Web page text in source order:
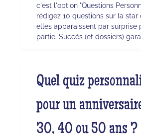
c'est l'option "Questions
rédigez 10 questions sur la star
elles apparaissent par surprise
partie. Succès (et dossiers)
Quel quiz
pour un
30, 40 ou 50 ans ?